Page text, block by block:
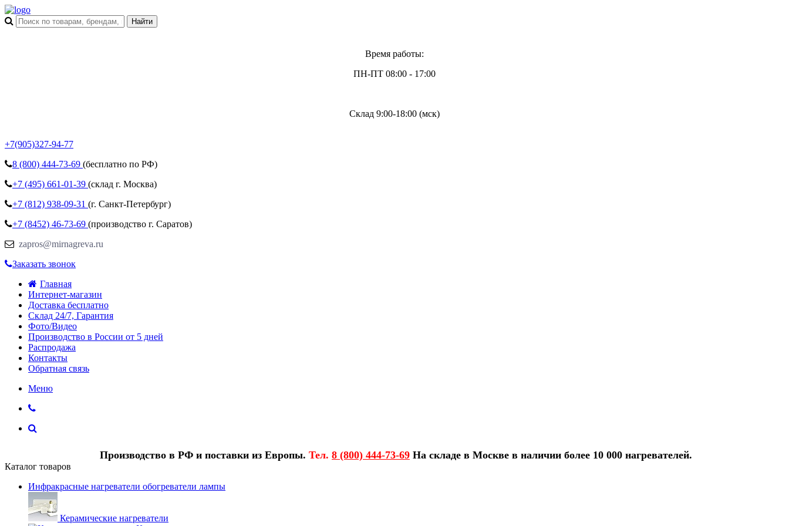
Время работы:
ПН-ПТ 08:00 - 17:00
Склад 9:00-18:00 (мск)
+7(905)327-94-77
8 (800) 444-73-69 (бесплатно по РФ)
+7 (495) 661-01-39 (склад г. Москва)
+7 (812) 938-09-31 (г. Санкт-Петербург)
+7 (8452) 46-73-69 (производство г. Саратов)
zapros@mirnagreva.ru
Заказать звонок
Главная
Интернет-магазин
Доставка бесплатно
Склад 24/7, Гарантия
Фото/Видео
Производство в России от 5 дней
Распродажа
Контакты
Обратная связь
Меню
Производство в РФ и поставки из Европы. Тел. 8 (800) 444-73-69 На складе в Москве в наличии более 10 000 нагревателей.
Каталог товаров
Инфракрасные нагреватели обогреватели лампы
Керамические нагреватели